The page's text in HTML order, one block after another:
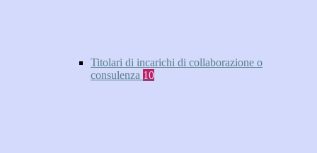
Titolari di incarichi di collaborazione o
consulenza 10